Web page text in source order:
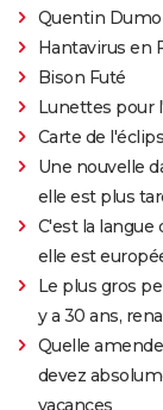
Quentin
Hantavirus en
Bison Futé
Lunettes pour
Carte de
Une nouvelle
elle est plus
C'est la langue
elle est
Le plus gros
y a 30 ans,
Quelle
devez
vacances